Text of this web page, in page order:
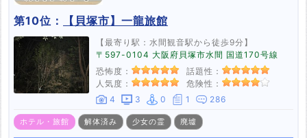
第10位： 【貝塚市】一龍旅館
【最寄り駅：水間観音駅から徒歩9分】
〒597-0104 大阪府貝塚市水間 国道170号線
恐怖度：
話題性：
人気度：
危険性：
4
3 0 1 286
ホテル・旅館 解体済み 少女の霊 廃墟